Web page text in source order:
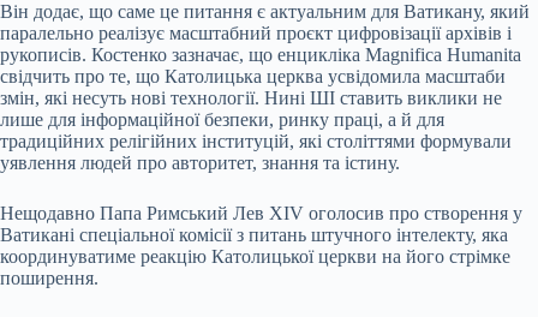
Він додає, що саме це питання є актуальним для Ватикану, який
паралельно реалізує масштабний проєкт цифровізації архівів і
рукописів. Костенко зазначає, що енцикліка Magnifica Humanita
свідчить про те, що Католицька церква усвідомила масштаби
змін, які несуть нові технології. Нині ШІ ставить виклики не
лише для інформаційної безпеки, ринку праці, а й для
традиційних релігійних інституцій, які століттями формували
уявлення людей про авторитет, знання та істину.
Нещодавно Папа Римський Лев XIV оголосив про створення у
Ватикані спеціальної комісії з питань штучного інтелекту, яка
координуватиме реакцію Католицької церкви на його стрімке
поширення.